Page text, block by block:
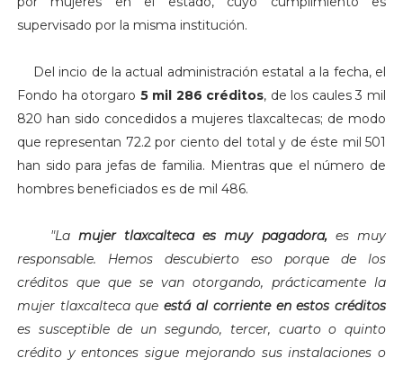
supervisado por la misma institución.
Del incio de la actual administración estatal a la fecha, el
Fondo ha otorgaro 5 mil 286 créditos, de los caules 3 mil
820 han sido concedidos a mujeres tlaxcaltecas; de modo
que representan 72.2 por ciento del total y de éste mil 501
han sido para jefas de familia. Mientras que el número de
hombres beneficiados es de mil 486.
"La mujer tlaxcalteca es muy pagadora,es muy
responsable. Hemos descubierto eso porque de los
créditos que que se van otorgando, prácticamente la
mujer tlaxcalteca queestá al corriente en estos créditos
es susceptible de un segundo, tercer, cuarto o quinto
crédito y entonces sigue mejorando sus instalaciones o